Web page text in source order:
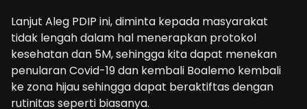
Lanjut Aleg PDIP ini, diminta kepada masyarakat
tidak lengah dalam hal menerapkan protokol
kesehatan dan 5M, sehingga kita dapat menekan
penularan Covid-19 dan kembali Boalemo kembali
ke zona hijau sehingga dapat beraktiftas dengan
rutinitas seperti biasanya.